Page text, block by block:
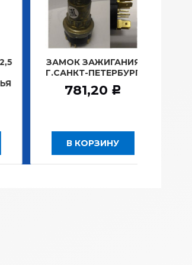
ЗАМОК ЗАЖИГАНИЯ
Г.САНКТ-ПЕТЕРБУРГ
781,20 Р
В КОРЗИНУ